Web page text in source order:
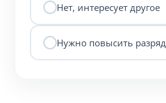
Нет, интересует другое
Нужно повысить разряд